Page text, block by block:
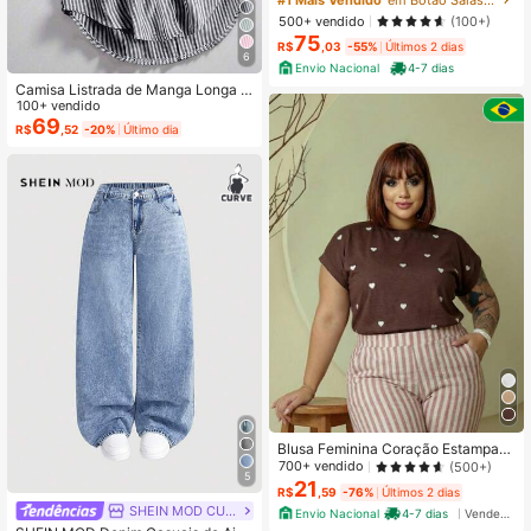
6
Camisa Listrada de Manga Longa c
om Colarinho e Botões para Mulher
es Plus Size, Outono e Primavera
100+ vendido
R$69 ,52 -20% Último dia
5
SHEIN MOD CURVE
500+ vendido
(100+)
R$75,03 -55% Últimos 2 dias
Envio Nacional
4-7 dias
Blusa Feminina Coração Estampad
o Plus tecido de malha
700+ vendido (500+)
R$21 ,59 -76% Últimos 2 dias
Envio Nacional
4-7 dias